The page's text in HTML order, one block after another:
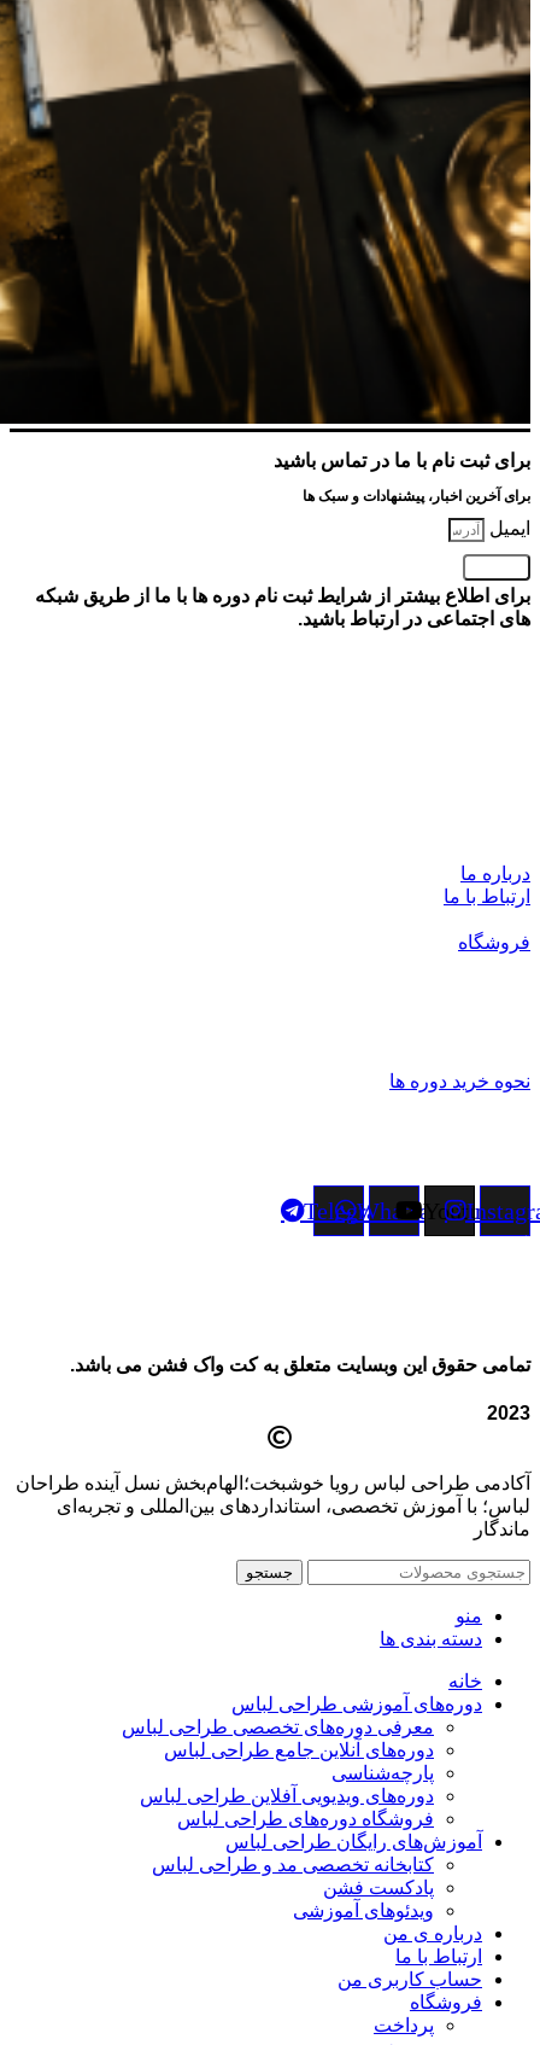
برای ثبت نام با ما در تماس باشید
برای آخرین اخبار، پیشنهادات و سبک ها
ایمیل
برای اطلاع بیشتر از شرایط ثبت نام دوره ها با ما از طریق شبکه
های اجتماعی در ارتباط باشید.
درباره ما
ارتباط با ما
فروشگاه
نحوه خريد دوره ها
Youtube
Whatsapp
Telegram
تمامی حقوق این وبسایت متعلق به کت واک فشن می باشد.
2023
آکادمی طراحی لباس رویا خوشبخت؛الهام‌بخش نسل آینده طراحان
لباس؛ با آموزش تخصصی، استانداردهای بین‌المللی و تجربه‌ای
ماندگار
جستجو
منو
دسته بندی ها
خانه
دوره‌های آموزشی طراحی لباس
معرفی دوره‌های تخصصی طراحی لباس
دوره‌های آنلاین جامع طراحی لباس
پارچه‌شناسی
دوره‌های ویدیویی آفلاین طراحی لباس
فروشگاه دوره‌های طراحی لباس
آموزش‌های رایگان طراحی لباس
کتابخانه تخصصی مد و طراحی لباس
پادکست فشن
ویدئوهای آموزشی
درباره ی من
ارتباط با ما
حساب کاربری من
فروشگاه
پرداخت